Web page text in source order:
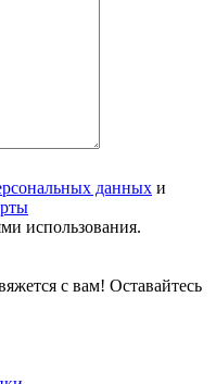
данных и
использования.
с вам! Оставайтесь